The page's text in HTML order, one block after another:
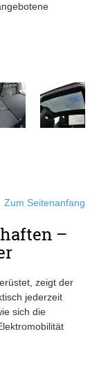
Zum Seitenanfang
–
zeigt der
jederzeit
sich die